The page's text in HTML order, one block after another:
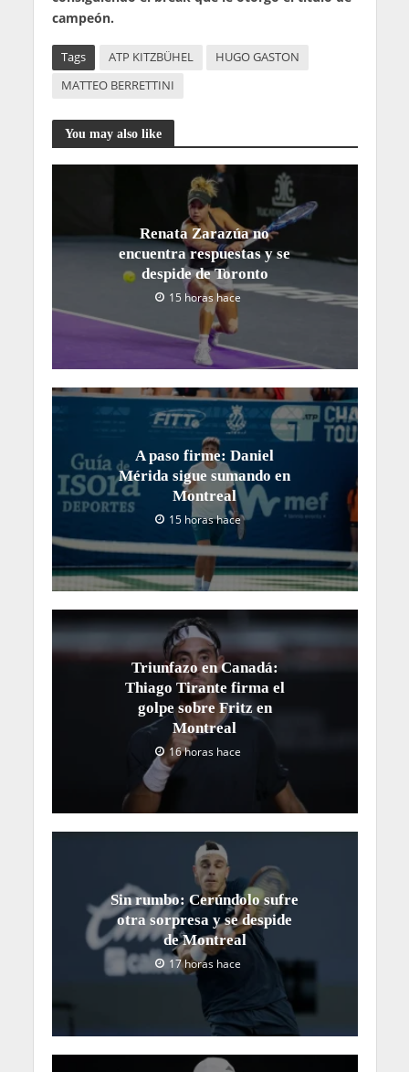
campeón.
Tags ATP KITZBÜHEL
HUGO GASTON
MATTEO BERRETTINI
You may also like
Renata Zarazúa no
encuentra respuestas y se
despide de Toronto
15 horas hace
A paso firme: Daniel
Mérida sigue sumando en
Montreal
15 horas hace
Triunfazo en Canadá:
Thiago Tirante firma el
golpe sobre Fritz en
Montreal
16 horas hace
Sin rumbo: Cerúndolo sufre
otra sorpresa y se despide
de Montreal
17 horas hace